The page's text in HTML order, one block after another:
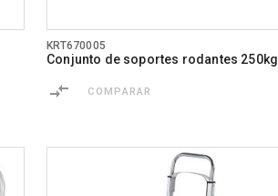
KRT670005
Conjunto de soportes rodantes 250kg
COMPARAR